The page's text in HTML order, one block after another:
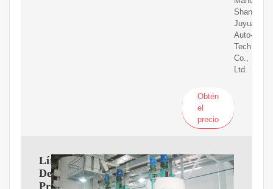
Shanghai
Juyuan
Auto-
Tech
Co.,
Ltd.
Obtén
el
precio
Línea
De
Producción